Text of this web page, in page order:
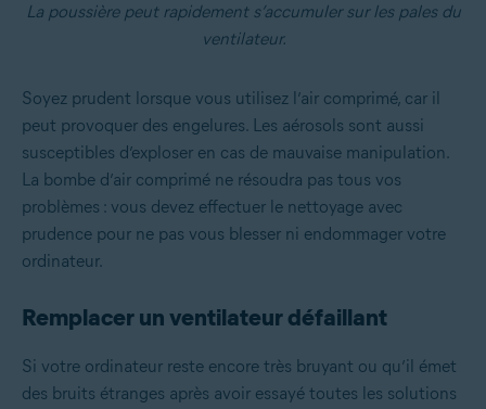
La poussière peut rapidement s’accumuler sur les pales du
ventilateur.
Soyez prudent lorsque vous utilisez l’air comprimé, car il
peut provoquer des engelures. Les aérosols sont aussi
susceptibles d’exploser en cas de mauvaise manipulation.
La bombe d’air comprimé ne résoudra pas tous vos
problèmes : vous devez effectuer le nettoyage avec
prudence pour ne pas vous blesser ni endommager votre
ordinateur.
Remplacer un ventilateur défaillant
Si votre ordinateur reste encore très bruyant ou qu’il émet
des bruits étranges après avoir essayé toutes les solutions